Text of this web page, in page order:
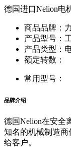
德国进口Nelion电
商品品牌：
产品型号：
产品类型：
额定转数：
常用型号：
品牌介绍
德国Nelion在安全
知名的机械制造商
给客户。